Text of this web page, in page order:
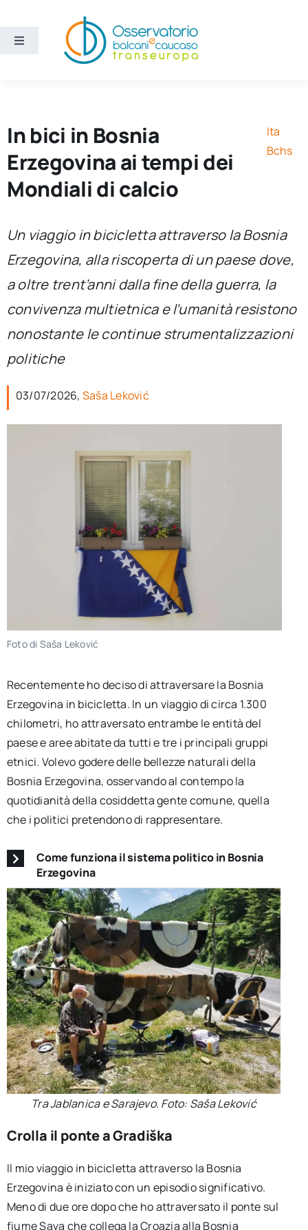
contenuto
Toggle
Ricerca e divulgazione
Chi siamo
per:
Newsletter
Ita
In bici in Bosnia
Erzegovina ai tempi dei
Mondiali di calcio
Ita
Bchs
Un viaggio in bicicletta attraverso la Bosnia
Erzegovina, alla riscoperta di un paese dove,
a oltre trent’anni dalla fine della guerra, la
convivenza multietnica e l’umanità resistono
nonostante le continue strumentalizzazioni
politiche
03/07/2026, Saša Leković
Foto di Saša Leković
Recentemente ho deciso di attraversare la Bosnia
Erzegovina in bicicletta. In un viaggio di circa 1.300
chilometri, ho attraversato entrambe le entità del
paese e aree abitate da tutti e tre i principali gruppi
etnici. Volevo godere delle bellezze naturali della
Bosnia Erzegovina, osservando al contempo la
quotidianità della cosiddetta gente comune, quella
che i politici pretendono di rappresentare.
Come funziona il sistema politico in Bosnia
Erzegovina
Tra Jablanica e Sarajevo. Foto: Saša Leković
Crolla il ponte a Gradiška
Il mio viaggio in bicicletta attraverso la Bosnia
Erzegovina è iniziato con un episodio significativo.
Meno di due ore dopo che ho attraversato il ponte sul
fiume Sava che collega la Croazia alla Bosnia